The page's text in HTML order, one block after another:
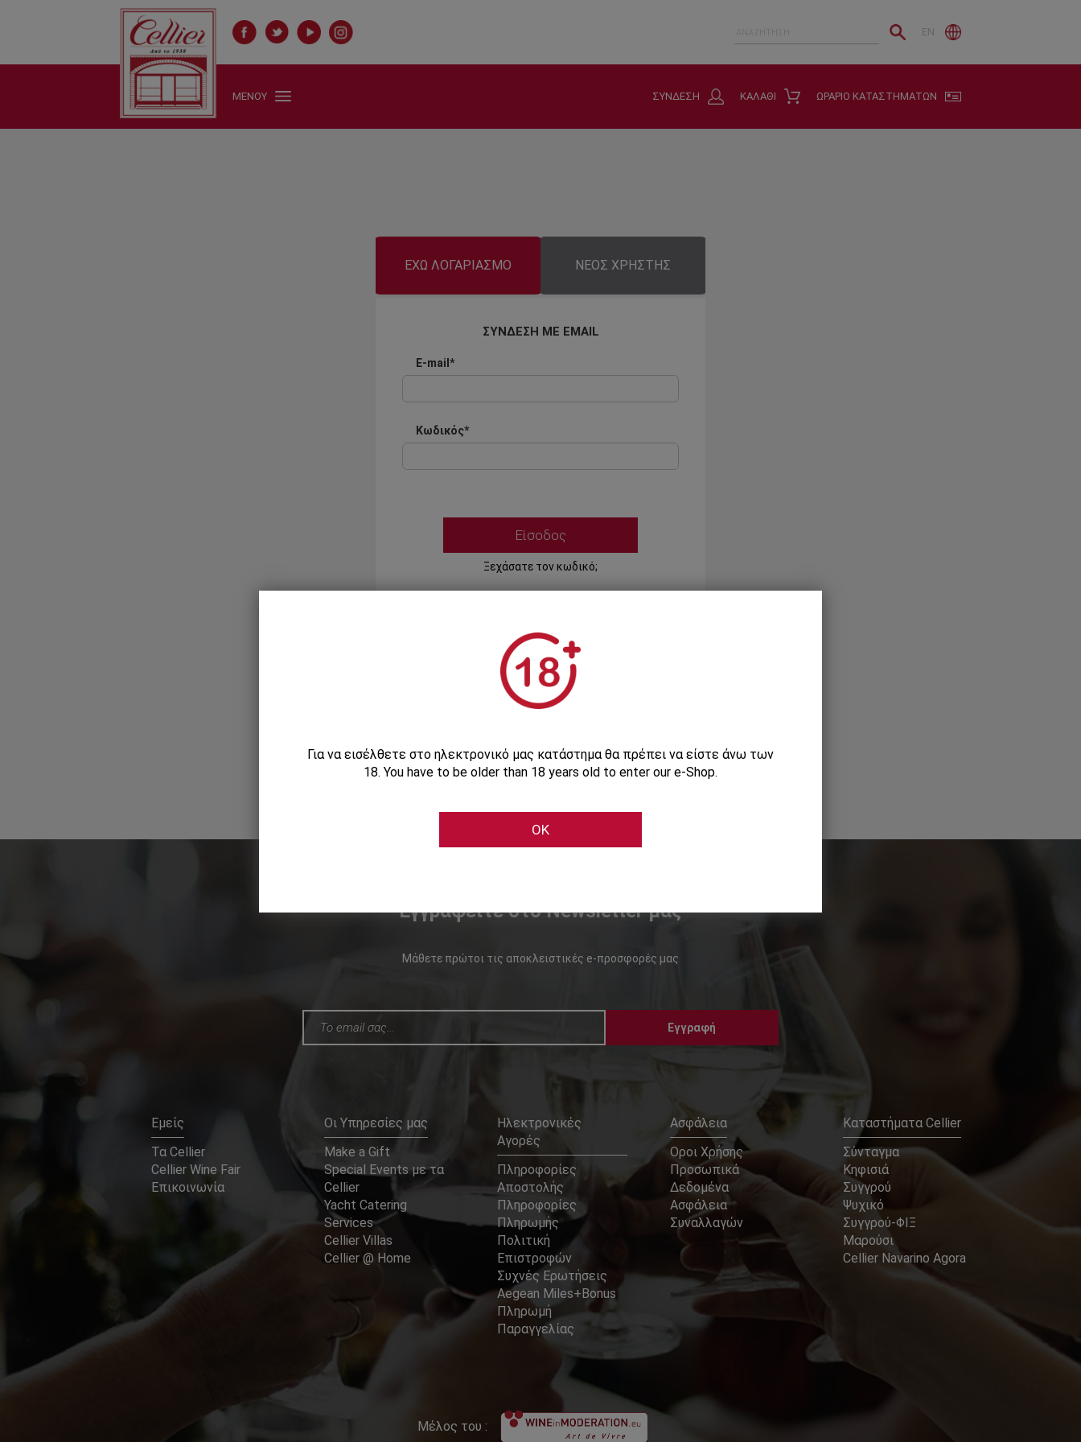
EN
ΜΕΝΟΥ ΩΡΑΡΙΟ ΚΑΤΑΣΤΗΜΑΤΩΝ
ΚΑΛΑΘΙ
ΣΥΝΔΕΣΗ
ΕΧΩ ΛΟΓΑΡΙΑΣΜΟ ΝΕΟΣ ΧΡΗΣΤΗΣ
ΣΥΝΔΕΣΗ ΜΕ EMAIL
E-mail*
Κωδικός*
Ξεχάσατε τον κωδικό;
ΣΥΝΔΕΣΗ ΜΕ ...
Εγγραφείτε στο Newsletter μας
Μάθετε πρώτοι τις αποκλειστικές e-προσφορές μας
Εγγραφή
Εμείς
Τα Cellier
Cellier Wine Fair
Επικοινωνία
Οι Υπηρεσίες μας
Make a Gift
Special Events με τα
Cellier
Yacht Catering
Services
Cellier Villas
Cellier @ Home
Ηλεκτρονικές
Αγορές
Πληροφορίες
Αποστολής
Πληροφορίες
Πληρωμής
Πολιτική
Επιστροφών
Συχνές Ερωτήσεις
Aegean Miles+Bonus
Πληρωμή
Παραγγελίας
Ασφάλεια
Οροι Χρήσης
Προσωπικά
Δεδομένα
Ασφάλεια
Συναλλαγών
Καταστήματα Cellier
Σύνταγμα
Κηφισιά
Συγγρού
Ψυχικό
Συγγρού-ΦΙΞ
Μαρούσι
Cellier Navarino Agora
Μέλος του :
Για να εισέλθετε στο ηλεκτρονικό μας κατάστημα θα πρέπει να είστε άνω των
18. You have to be older than 18 years old to enter our e-Shop.
OK